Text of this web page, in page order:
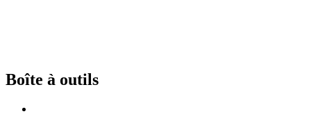
Boîte à outils